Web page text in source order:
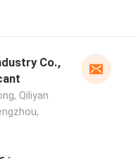
Co.,
Qiliyan